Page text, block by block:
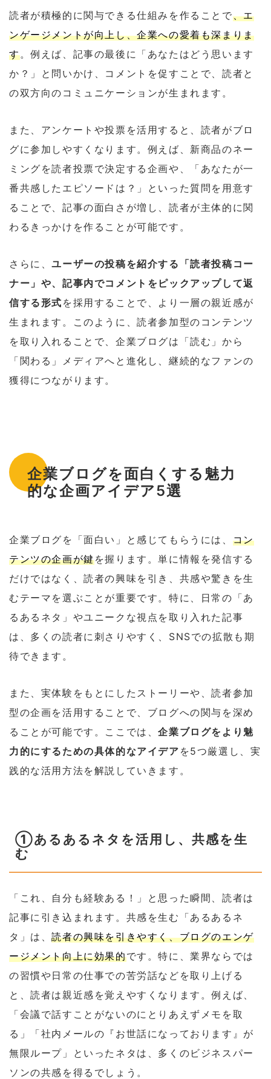
読者が積極的に関与できる仕組みを作ることで、エ
ンゲージメントが向上し、企業への愛着も深まりま
す。例えば、記事の最後に「あなたはどう思います
か？」と問いかけ、コメントを促すことで、読者と
の双方向のコミュニケーションが生まれます。
また、アンケートや投票を活用すると、読者がブロ
グに参加しやすくなります。例えば、新商品のネー
ミングを読者投票で決定する企画や、「あなたが一
番共感したエピソードは？」といった質問を用意す
ることで、記事の面白さが増し、読者が主体的に関
わるきっかけを作ることが可能です。
さらに、ユーザーの投稿を紹介する「読者投稿コー
ナー」や、記事内でコメントをピックアップして返
信する形式 を採用することで、より一層の親近感が
生まれます。このように、読者参加型のコンテンツ
を取り入れることで、企業ブログは「読む」から
「関わる」メディアへと進化し、継続的なファンの
獲得につながります。
企業ブログを面白くする魅力
的な企画アイデア5選
企業ブログを「面白い」と感じてもらうには、 コン
テンツの企画が鍵を握ります。単に情報を発信する
だけではなく、読者の興味を引き、共感や驚きを生
むテーマを選ぶことが重要です。特に、日常の「あ
るあるネタ」やユニークな視点を取り入れた記事
は、多くの読者に刺さりやすく、SNSでの拡散も期
待できます。
また、実体験をもとにしたストーリーや、読者参加
型の企画を活用することで、ブログへの関与を深め
ることが可能です。ここでは、企業ブログをより魅
力的にするための具体的なアイデア を5つ厳選し、実
践的な活用方法を解説していきます。
①あるあるネタを活用し、共感を生
む
「これ、自分も経験ある！」と思った瞬間、読者は
記事に引き込まれます。共感を生む「あるあるネ
タ」は、読者の興味を引きやすく、ブログのエンゲ
ージメント向上に効果的です。特に、業界ならでは
の習慣や日常の仕事での苦労話などを取り上げる
と、読者は親近感を覚えやすくなります。例えば、
「会議で話すことがないのにとりあえずメモを取
る」「社内メールの『お世話になっております』が
無限ループ」といったネタは、多くのビジネスパー
ソンの共感を得るでしょう。